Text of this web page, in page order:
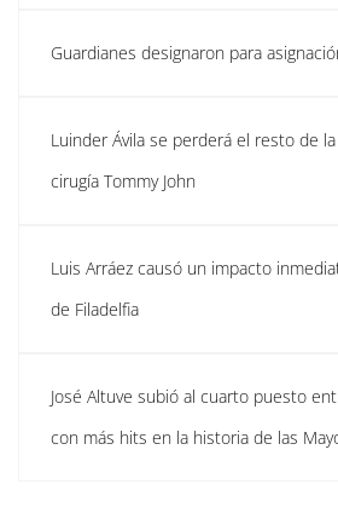
Guardianes designaron para
Luinder Ávila se perderá el resto de
cirugía Tommy John
Luis Arráez causó un impacto
de Filadelfia
José Altuve subió al cuarto puesto
con más hits en la historia de las